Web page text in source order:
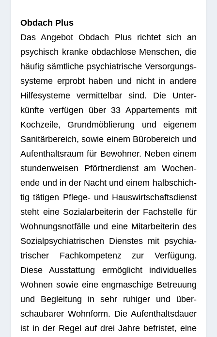
Obdach Plus
Das Ange­bot Obdach Plus rich­tet sich an
psy­chisch kranke obdach­lose Men­schen, die
häu­fig sämt­li­che psych­ia­tri­sche Ver­sor­gungs­
sys­teme erprobt haben und nicht in andere
Hil­fe­sys­teme ver­mit­tel­bar sind. Die Unter­
künfte ver­fü­gen über 33 Appar­te­ments mit
Koch­zeile, Grund­mö­blie­rung und eige­nem
Sani­tär­be­reich, sowie einem Büro­be­reich und
Auf­ent­halts­raum für Bewoh­ner. Neben einem
stun­den­wei­sen Pfört­ner­dienst am Wochen­
ende und in der Nacht und einem halb­schich­
tig täti­gen Pflege- und Haus­wirt­schafts­dienst
steht eine Sozi­al­ar­bei­te­rin der Fach­stelle für
Woh­nungs­not­fälle und eine Mit­ar­bei­te­rin des
Sozi­al­psych­ia­tri­schen Diens­tes mit psych­ia­
tri­scher Fach­kom­pe­tenz zur Ver­fü­gung.
Diese Aus­stat­tung ermög­licht indi­vi­du­el­les
Woh­nen sowie eine eng­ma­schige Betreu­ung
und Beglei­tung in sehr ruhi­ger und über­
schau­ba­rer Wohn­form. Die Auf­ent­halts­dauer
ist in der Regel auf drei Jahre befris­tet, eine